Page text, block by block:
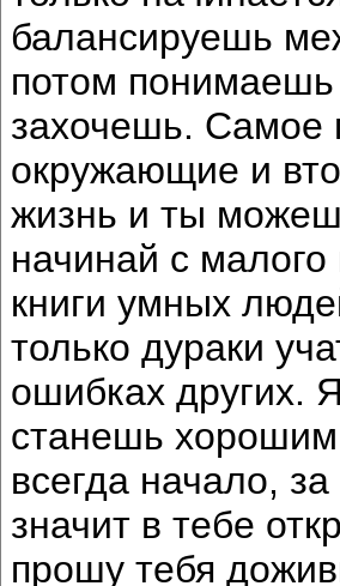
балансируешь
потом
захочешь. Самое
окружающие и
жизнь и ты
начинай с
книги умных
только дураки
ошибках других.
станешь
всегда начало,
значит в тебе
прошу тебя